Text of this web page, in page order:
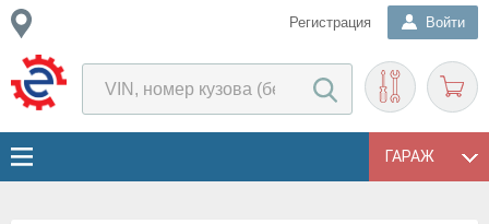
Регистрация Войти
ГАРАЖ